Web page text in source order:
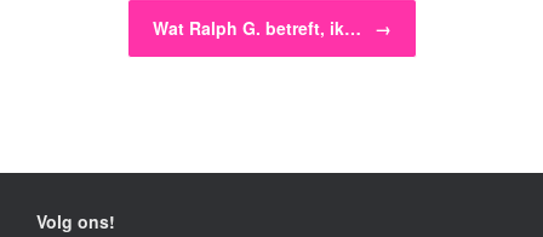
Wat Ralph G. betreft, ik… →
Volg ons!